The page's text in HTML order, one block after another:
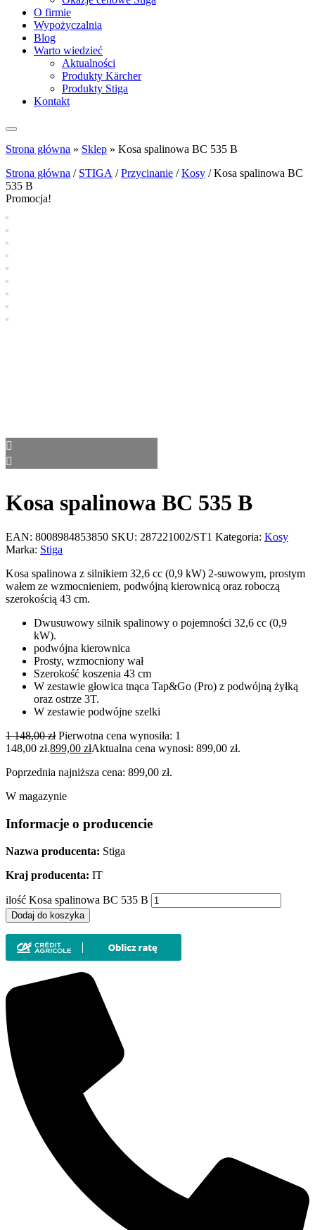
O firmie
Wypożyczalnia
Blog
Warto wiedzieć
Aktualności
Produkty Kärcher
Produkty Stiga
Kontakt
Strona główna » Sklep » Kosa spalinowa BC 535 B
Strona główna / STIGA /Przycinanie /Kosy / Kosa spalinowa BC
535 B
Promocja!
Kosa spalinowa BC 535 B
EAN: 8008984853850 SKU: 287221002/ST1 Kategoria: Kosy
Marka: Stiga
Kosa spalinowa z silnikiem 32,6 cc (0,9 kW) 2-suwowym, prostym
wałem ze wzmocnieniem, podwójną kierownicą oraz roboczą
szerokością 43 cm.
Dwusuwowy silnik spalinowy o pojemności 32,6 cc (0,9
kW).
podwójna kierownica
Prosty, wzmocniony wał
Szerokość koszenia 43 cm
W zestawie głowica tnąca Tap&Go (Pro) z podwójną żyłką
oraz ostrze 3T.
W zestawie podwójne szelki
1 148,00zł Pierwotna cena wynosiła: 1
148,00 zł.899,00 złAktualna cena wynosi: 899,00 zł.
Poprzednia najniższa cena: 899,00 zł.
W magazynie
Informacje o producencie
Nazwa producenta: Stiga
Kraj producenta: IT
ilość Kosa spalinowa BC 535 B
Dodaj do koszyka